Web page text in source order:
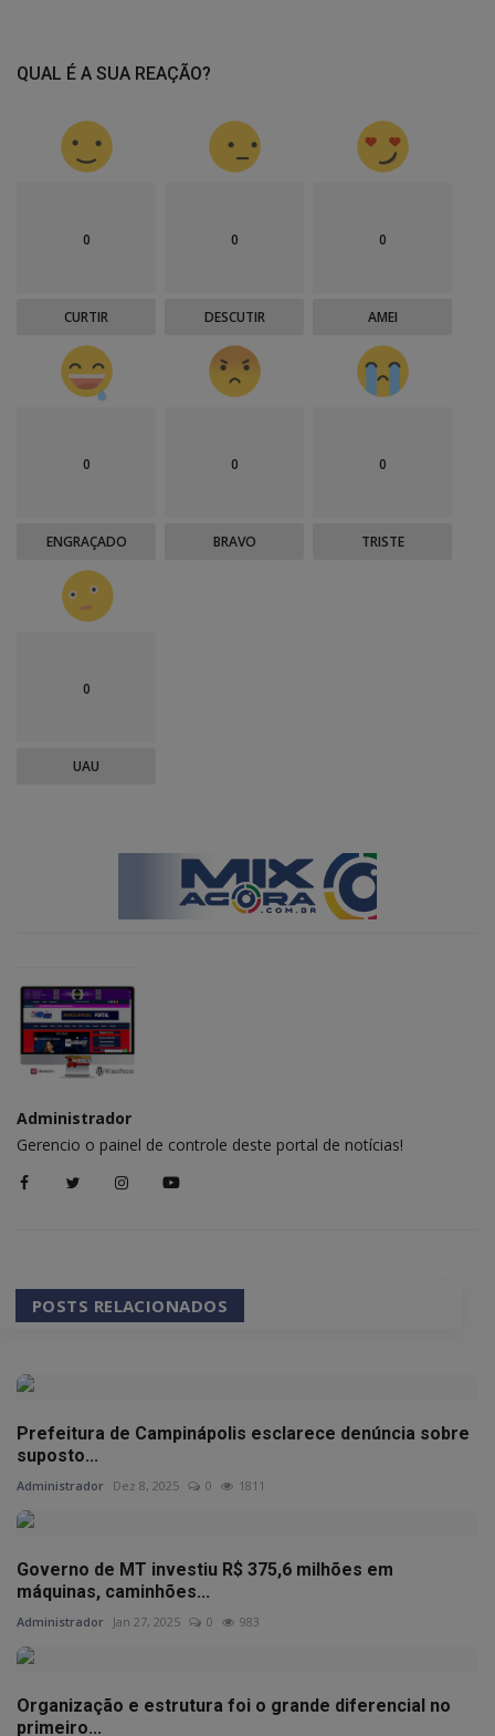
QUAL É A SUA REAÇÃO?
0
CURTIR
0
DESCUTIR
0
AMEI
0
ENGRAÇADO
0
BRAVO
0
TRISTE
0
UAU
Administrador
Gerencio o painel de controle deste portal de notícias!
POSTS RELACIONADOS
Prefeitura de Campinápolis esclarece denúncia sobre
suposto...
Administrador Dez 8, 2025 0 1811
Governo de MT investiu R$ 375,6 milhões em
máquinas, caminhões...
Administrador Jan 27, 2025 0 983
Organização e estrutura foi o grande diferencial no
primeiro...